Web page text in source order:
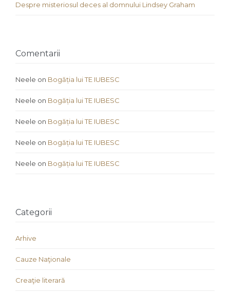
Despre misteriosul deces al domnului Lindsey Graham
Comentarii
Neele on Bogăția lui TE IUBESC
Neele on Bogăția lui TE IUBESC
Neele on Bogăția lui TE IUBESC
Neele on Bogăția lui TE IUBESC
Neele on Bogăția lui TE IUBESC
Categorii
Arhive
Cauze Naţionale
Creaţie literară